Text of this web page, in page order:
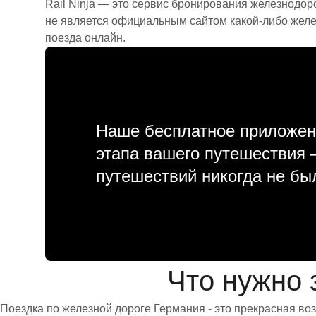
Rail Ninja — это сервис бронирования
не является официальным сайтом какой-либо
поезда онлайн.
Наше бесплатное
этапа вашего
путешествий никогда не
Что нужно
Поездка по железной дороге Германия - это прекрасная
центре столицы. До него легко добраться на